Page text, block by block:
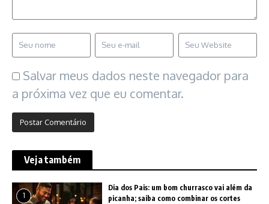
Salvar meus dados neste navegador para
a próxima vez que eu comentar.
Veja também
1
Dia dos Pais: um bom churrasco vai além da
picanha; saiba como combinar os cortes